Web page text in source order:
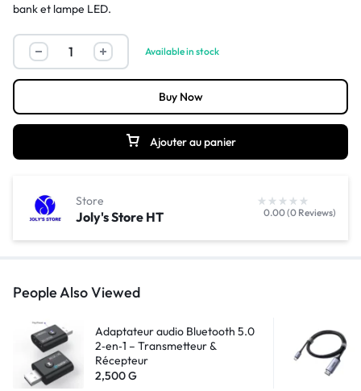
bank et lampe LED.
Available in stock
Ajouter au panier
Buy Now
Store
Joly's Store HT 0.00 (0 Reviews)
People Also Viewed
Adaptateur audio Bluetooth 5.0
2‑en‑1 – Transmetteur &
Récepteur
2,500G